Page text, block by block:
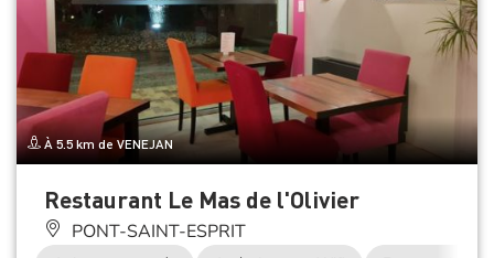
À 5.5 km de VENEJAN
Restaurant Le Mas de l'Olivier
PONT-SAINT-ESPRIT